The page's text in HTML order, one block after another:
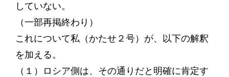
していない。
（一部再掲終わり）
これについて私（かたせ２号）が、以下の解釈
を加える。
（１）ロシア側は、その通りだと明確に肯定す